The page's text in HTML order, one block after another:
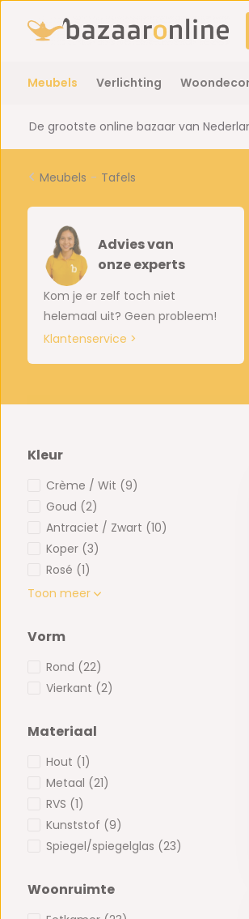
Meubels Verlichting
De grootste online bazaar van
Meubels - Tafels
Advies van
onze experts
Kom je er zelf toch niet
helemaal uit? Geen probleem!
Klantenservice >
Kleur
Crème / Wit (9)
Goud (2)
Antraciet / Zwart (10)
Koper (3)
Rosé (1)
Toon meer
Vorm
Rond (22)
Vierkant (2)
Materiaal
Hout (1)
Metaal (21)
RVS (1)
Kunststof (9)
Spiegel/spiegelglas (23)
Woonruimte